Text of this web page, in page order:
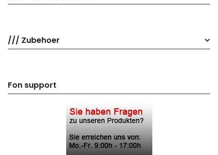
/// Zubehoer
Fon support